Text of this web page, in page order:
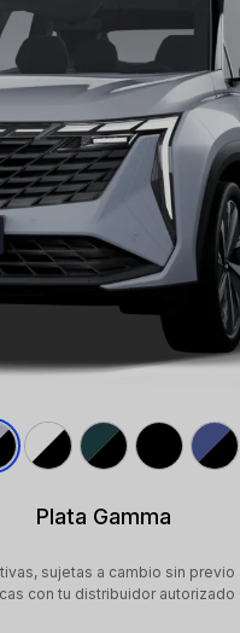
Plata Gamma
sujetas a cambio sin
con tu distribuidor autorizado